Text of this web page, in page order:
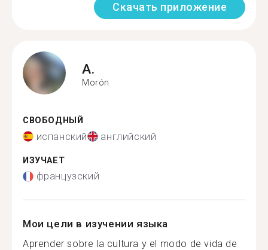
Скачать приложение
A.
Morón
СВОБОДНЫЙ
испанский английский
ИЗУЧАЕТ
французский
Мои цели в изучении языка
Aprender sobre la cultura y el modo de vida de